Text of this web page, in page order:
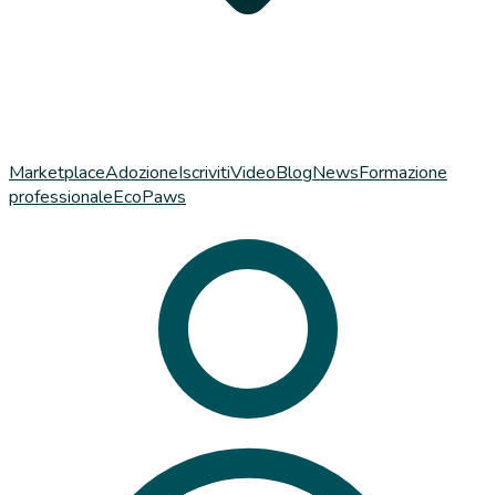
MarketplaceAdozioneIscrivitiVideoBlogNewsFormazione
professionaleEcoPaws